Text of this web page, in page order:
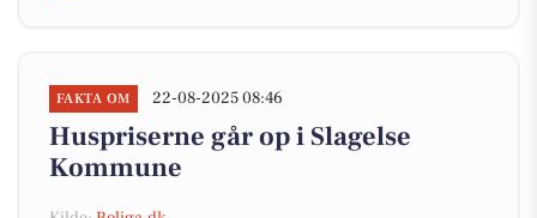
FAKTA OM 22-08-2025 08:46
Huspriserne går op i Slagelse
Kommune